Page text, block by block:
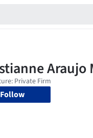
Follow